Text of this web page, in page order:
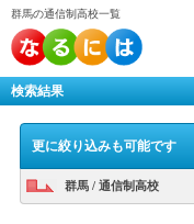
群馬の通信制高校一覧
検索結果
更に絞り込みも可能です
群馬 / 通信制高校